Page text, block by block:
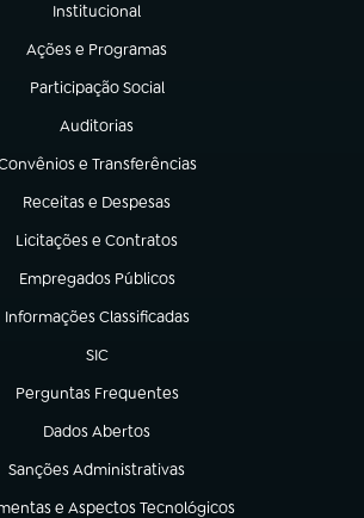
Institucional
(abre em nova aba)
Ações e Programas
(abre em nova aba)
Participação Social
(abre em nova aba)
Auditorias
(abre em nova aba)
e Transferências
em nova aba)
Receitas e Despesas
(abre em nova aba)
Licitações e Contratos
(abre em nova aba)
Empregados Públicos
(abre em nova aba)
Informações Classificadas
(abre em nova aba)
SIC
(abre em nova aba)
Perguntas Frequentes
(abre em nova aba)
Dados Abertos
(abre em nova aba)
Sanções Administrativas
(abre em nova aba)
e Aspectos Tecnológicos